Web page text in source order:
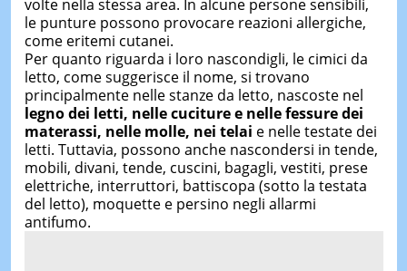
volte nella stessa area. In alcune persone sensibili,
le punture possono provocare reazioni allergiche,
come eritemi cutanei.
Per quanto riguarda i loro nascondigli, le cimici da
letto, come suggerisce il nome, si trovano
principalmente nelle stanze da letto, nascoste nel
legno dei letti, nelle cuciture e nelle fessure dei
materassi, nelle molle, nei telai e nelle testate dei
letti. Tuttavia, possono anche nascondersi in tende,
mobili, divani, tende, cuscini, bagagli, vestiti, prese
elettriche, interruttori, battiscopa (sotto la testata
del letto), moquette e persino negli allarmi
antifumo.